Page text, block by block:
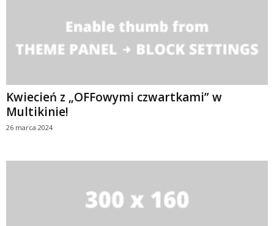
Kwiecień z „OFFowymi czwartkami” w
Multikinie!
26 marca 2024